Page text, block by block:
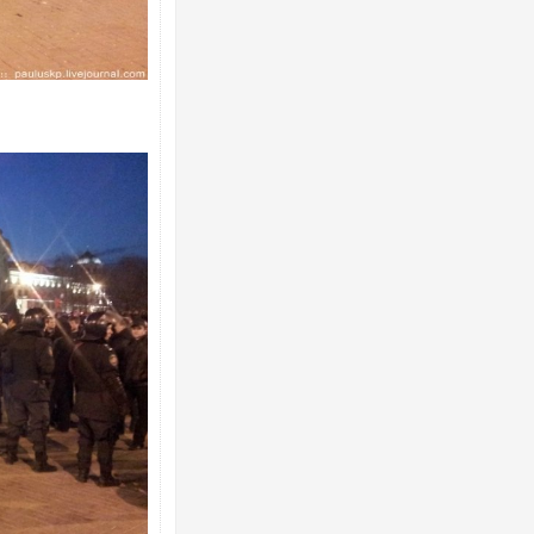
Київ балістикою та дронами:
15 постраждалих
матч за "Челсі" після
ВІДЕО